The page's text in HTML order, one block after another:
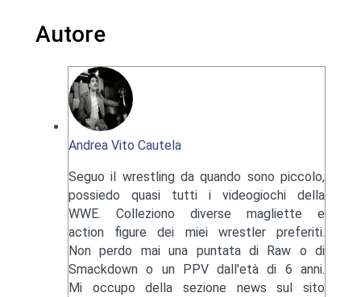
Autore
Andrea Vito Cautela
Seguo il wrestling da quando sono piccolo,
possiedo quasi tutti i videogiochi della
WWE. Colleziono diverse magliette e
action figure dei miei wrestler preferiti.
Non perdo mai una puntata di Raw o di
Smackdown o un PPV dall'età di 6 anni.
Mi occupo della sezione news sul sito